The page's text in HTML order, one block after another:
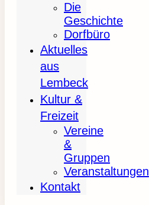
Die
Geschichte
Dorfbüro
Aktuelles
aus
Lembeck
Kultur &
Freizeit
Vereine
&
Gruppen
Veranstaltungen
Kontakt